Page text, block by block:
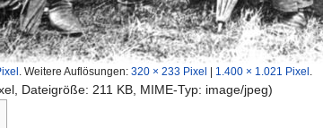
Weitere Auflösungen: 320 × 233 Pixel | 1.400 × 1.021 Pixel
Dateigröße: 211 KB, MIME-Typ: image/jpeg)